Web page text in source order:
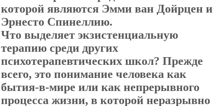
которой являются Эмми ван Дойрцен и
Эрнесто Спинеллию.
Что выделяет экзистенциальную
терапию среди других
психотерапевтических школ? Прежде
всего, это понимание человека как
бытия-в-мире или как непрерывного
процесса жизни, в которой неразрывно